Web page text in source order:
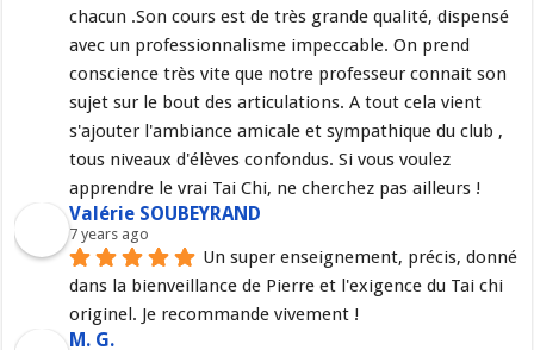
chacun .Son cours est de très grande qualité, dispensé
avec un professionnalisme impeccable. On prend
conscience très vite que notre professeur connait son
sujet sur le bout des articulations. A tout cela vient
s'ajouter l'ambiance amicale et sympathique du club ,
tous niveaux d'élèves confondus. Si vous voulez
apprendre le vrai Tai Chi, ne cherchez pas ailleurs !
Valérie SOUBEYRAND
7 years ago
Un super enseignement, précis, donné
dans la bienveillance de Pierre et l'exigence du Tai chi
originel. Je recommande vivement !
M. G.